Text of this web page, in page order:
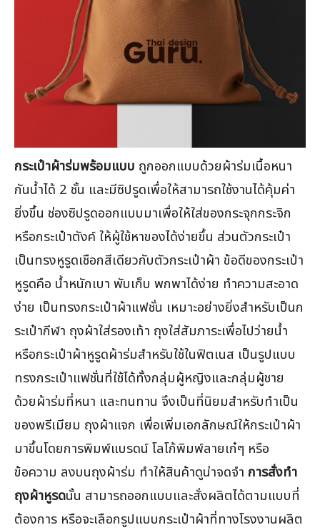
กระเป๋าผ้าร่มพร้อมแบบ ถูกออกแบบด้วยผ้าร่มเนื้อหนา
กันน้ำได้ 2 ชั้น และมีซิปรูดเพื่อให้สามารถใช้งานได้คุ้มค่า
ยิ่งขึ้น ช่องซิปรูดออกแบบมาเพื่อให้ใส่ของกระจุกกระจิก
หรือกระเป๋าตังค์ ให้ผู้ใช้หาของได้ง่ายขึ้น ส่วนตัวกระเป๋า
เป็นทรงหูรูดเชือกสีเดียวกับตัวกระเป๋าผ้า ข้อดีของกระเป๋า
หูรูดคือ น้ำหนักเบา พับเก็บ พกพาได้ง่าย ทำความสะอาด
ง่าย เป็นทรงกระเป๋าผ้าแฟชั่น เหมาะอย่างยิ่งสำหรับเป็นก
ระเป๋ากีฬา ถุงผ้าใส่รองเท้า ถุงใส่สัมภาระเพื่อไปว่ายน้ำ
หรือกระเป๋าผ้าหูรูดผ้าร่มสำหรับใช้ในฟิตเนส เป็นรูปแบบ
ทรงกระเป๋าแฟชั่นที่ใช้ได้ทั้งกลุ่มผู้หญิงและกลุ่มผู้ชาย
ด้วยผ้าร่มที่หนา และทนทาน จึงเป็นที่นิยมสำหรับทำเป็น
ของพรีเมียม ถุงผ้าแจก เพื่อเพิ่มเอกลักษณ์ให้กระเป๋าผ้า
มาขึ้นโดยการพิมพ์แบรดน์ โลโก้พิมพ์ลายเก๋ๆ หรือ
ข้อความ ลงบนถุงผ้าร่ม ทำให้สินค้าดูน่าจดจำ การสั่งทำ
ถุงผ้าหูรดนั้น สามารถออกแบบและสั่งผลิตได้ตามแบบที่
ต้องการ หรือจะเลือกรูปแบบกระเป๋าผ้าที่ทางโรงงานผลิต